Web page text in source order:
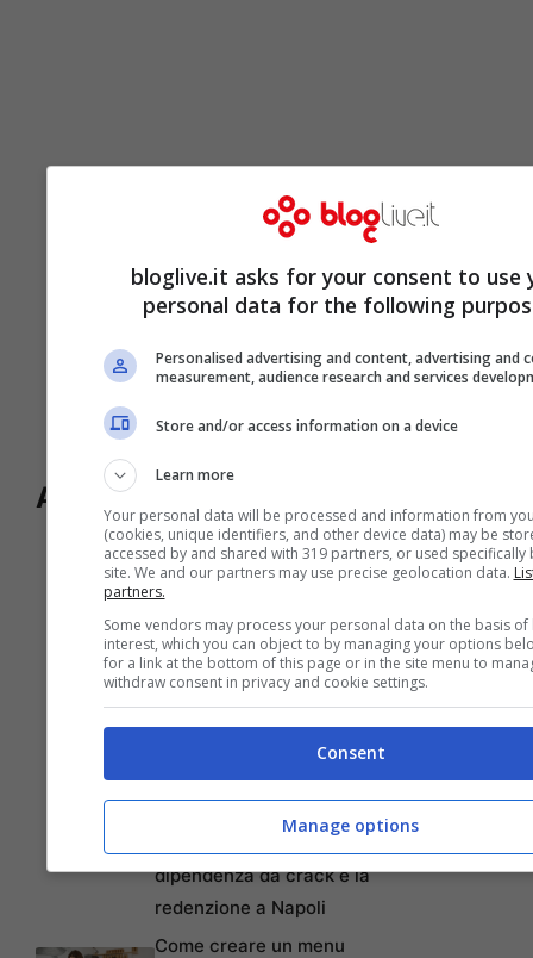
Articoli recentiEleonora Daniele e il
Miracolo della Maternità:
la Figlia che Salva e il
Ruolo di Padre Pio nella
loro Vita
Scopri l’Ebook Ideale per
le tue Letture Estive in
dipendenza da crack e la
redenzione a Napoli
Come creare un menu
bloglive.it asks for your consent to use
personal data for the following
Personalised advertising and content, advertising and
measurement, audience research and services
Store and/or access information on a device
Learn more
Your personal data will be processed and information from
(cookies, unique identifiers, and other device data) may be
accessed by and shared with 319 partners, or used specifically
site. We and our partners may use precise geolocation data.
partners.
Some vendors may process your personal data on the basis of
interest, which you can object to by managing your options
for a link at the bottom of this page or in the site menu to
withdraw consent in privacy and cookie settings.
Consent
Manage options